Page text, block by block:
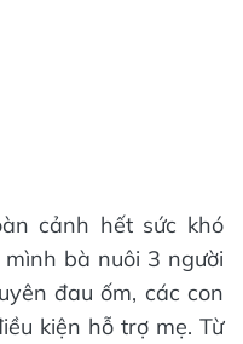
cảnh hết sức khó
bà nuôi 3 người
đau ốm, các con
kiện hỗ trợ mẹ. Từ